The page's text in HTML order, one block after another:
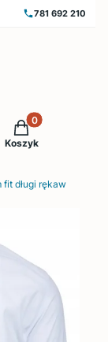
781 692 210
Produkty w
Koszyk
fit długi rękaw